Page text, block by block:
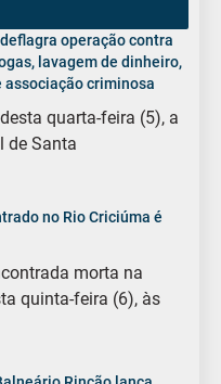
operação contra
lavagem de dinheiro,
associação criminosa
quarta-feira (5), a
de Santa
no Rio Criciúma é
morta na
quinta-feira (6), às